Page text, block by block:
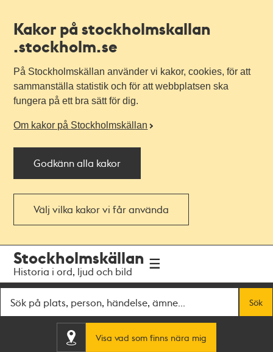
Kakor på stockholmskallan
.stockholm.se
På Stockholmskällan använder vi kakor, cookies, för att
sammanställa statistik och för att webbplatsen ska
fungera på ett bra sätt för dig.
Om kakor på Stockholmskällan
Godkänn alla kakor
Välj vilka kakor vi får använda
navigationen
huvudinnehållet
Stockholmskällan
Historia i ord, ljud och bild
Sök
Visa vad som finns nära mig